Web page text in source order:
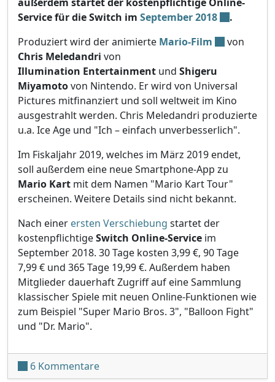
Service für die Switch im September 2018
.
Produziert wird der animierte Mario-Film
von
Chris Meledandri von
Illumination Entertainment und Shigeru
Miyamotovon Nintendo. Er wird von Universal
Pictures mitfinanziert und soll weltweit im Kino
ausgestrahlt werden. Chris Meledandri produzierte
u.a. Ice Age und "Ich – einfach unverbesserlich".
Im Fiskaljahr 2019, welches im März 2019 endet,
soll außerdem eine neue Smartphone-App zu
Mario Kart mit dem Namen "Mario Kart Tour"
erscheinen. Weitere Details sind nicht bekannt.
Nach einer ersten Verschiebung startet der
kostenpflichtigeSwitch Online-Service im
September 2018. 30 Tage kosten 3,99 €, 90 Tage
7,99 € und 365 Tage 19,99 €. Außerdem haben
Mitglieder dauerhaft Zugriff auf eine Sammlung
klassischer Spiele mit neuen Online-Funktionen wie
zum Beispiel "Super Mario Bros. 3", "Balloon Fight"
und "Dr. Mario".
6 Kommentarezu Switch Online-Service startet